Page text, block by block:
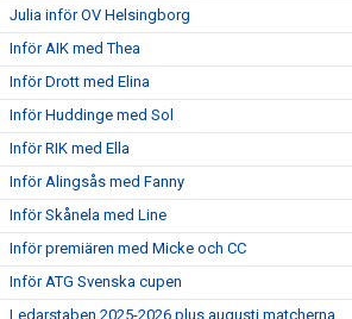
Julia inför OV Helsingborg
Inför AIK med Thea
Inför Drott med Elina
Inför Huddinge med Sol
Inför RIK med Ella
Inför Alingsås med Fanny
Inför Skånela med Line
Inför premiären med Micke och CC
Inför ATG Svenska cupen
Ledarstaben 2025-2026 plus augusti matcherna